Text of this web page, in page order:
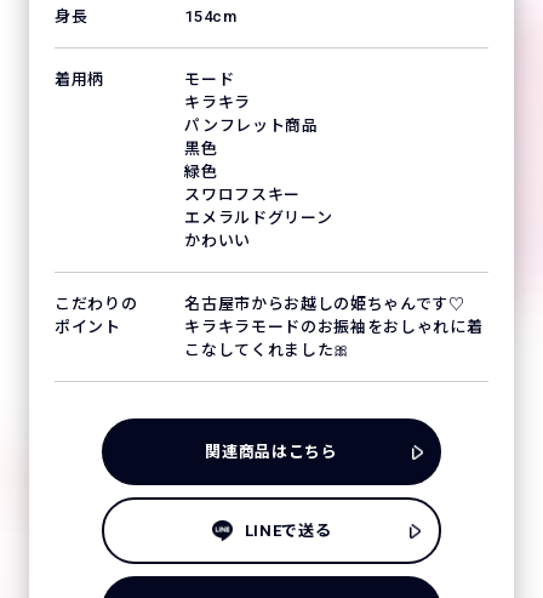
身長 154cm
着用柄
モード
キラキラ
パンフレット商品
黒色
緑色
スワロフスキー
エメラルドグリーン
かわいい
こだわりの
ポイント
名古屋市からお越しの姫ちゃんです♡
キラキラモードのお振袖をおしゃれに着
こなしてくれました🎀
関連商品はこちら
LINEで送る